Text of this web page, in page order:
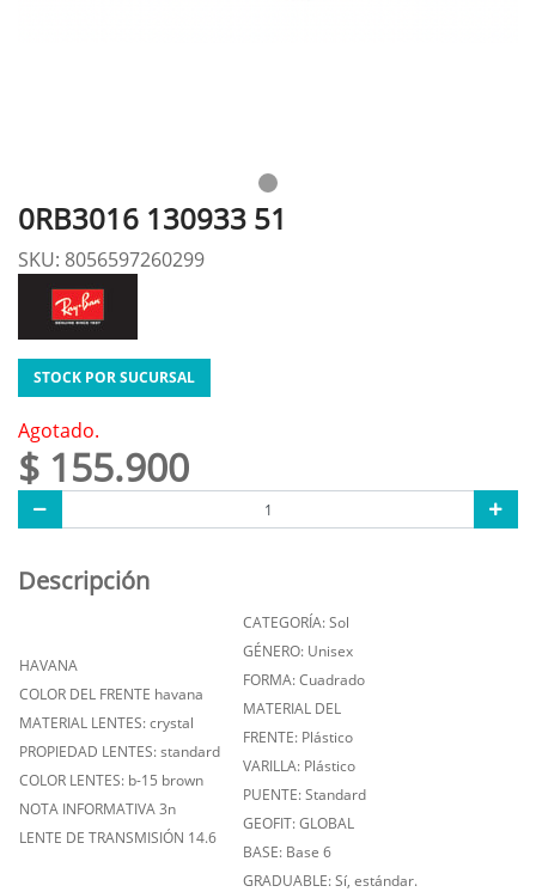
0RB3016 130933 51
SKU: 8056597260299
STOCK POR SUCURSAL
Agotado.
$ 155.900
Descripción
HAVANA
COLOR DEL FRENTE havana
MATERIAL LENTES: crystal
PROPIEDAD LENTES: standard
COLOR LENTES: b-15 brown
NOTA INFORMATIVA 3n
LENTE DE TRANSMISIÓN 14.6
CATEGORÍA: Sol
GÉNERO: Unisex
FORMA: Cuadrado
MATERIAL DEL
FRENTE: Plástico
VARILLA: Plástico
PUENTE: Standard
GEOFIT: GLOBAL
BASE: Base 6
GRADUABLE: Sí, estándar.